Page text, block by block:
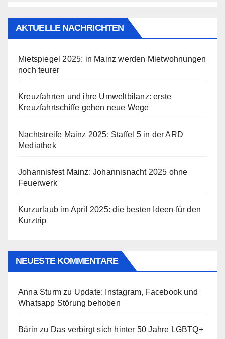
AKTUELLE NACHRICHTEN
Mietspiegel 2025: in Mainz werden Mietwohnungen
noch teurer
Kreuzfahrten und ihre Umweltbilanz: erste
Kreuzfahrtschiffe gehen neue Wege
Nachtstreife Mainz 2025: Staffel 5 in der ARD
Mediathek
Johannisfest Mainz: Johannisnacht 2025 ohne
Feuerwerk
Kurzurlaub im April 2025: die besten Ideen für den
Kurztrip
NEUESTE KOMMENTARE
Anna Sturm zu Update: Instagram, Facebook und
Whatsapp Störung behoben
Bärin zu Das verbirgt sich hinter 50 Jahre LGBTQ+